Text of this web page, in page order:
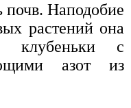
почв. Наподобие
растений она
клубеньки с
азот из